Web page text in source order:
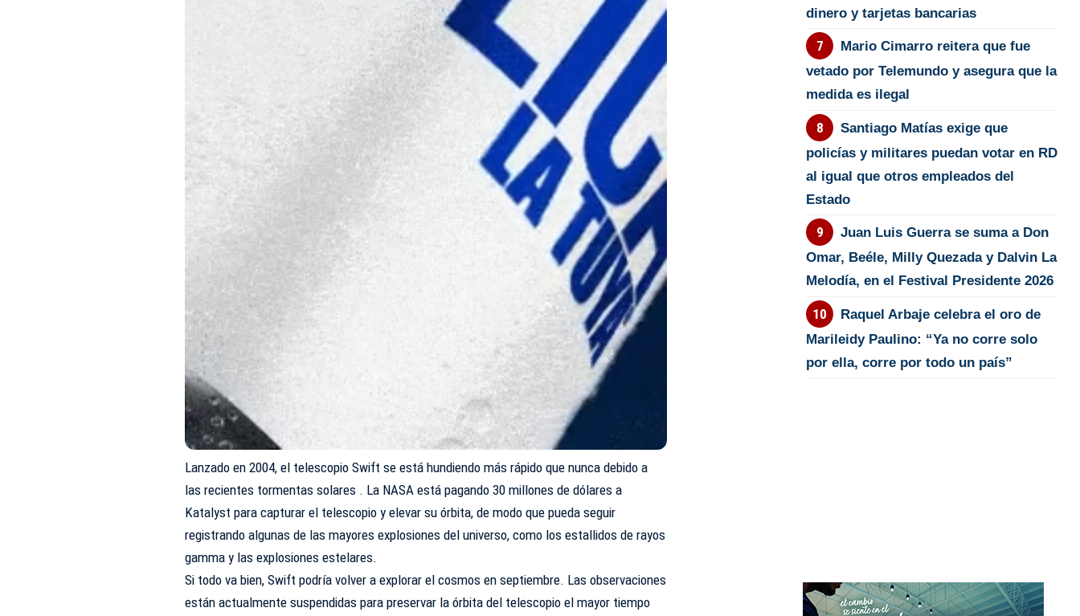
Lanzado en 2004, el telescopio Swift se está hundiendo más rápido que nunca debido a
las recientes tormentas solares . La NASA está pagando 30 millones de dólares a
Katalyst para capturar el telescopio y elevar su órbita, de modo que pueda seguir
registrando algunas de las mayores explosiones del universo, como los estallidos de rayos
gamma y las explosiones estelares.
Si todo va bien, Swift podría volver a explorar el cosmos en septiembre. Las observaciones
están actualmente suspendidas para preservar la órbita del telescopio el mayor tiempo
dinero y tarjetas bancarias
Mario Cimarro reitera que fue
vetado por Telemundo y asegura que la
medida es ilegal
Santiago Matías exige que
policías y militares puedan votar en RD
al igual que otros empleados del
Estado
Juan Luis Guerra se suma a Don
Omar, Beéle, Milly Quezada y Dalvin La
Melodía, en el Festival Presidente 2026
Raquel Arbaje celebra el oro de
Marileidy Paulino: “Ya no corre solo
por ella, corre por todo un país”